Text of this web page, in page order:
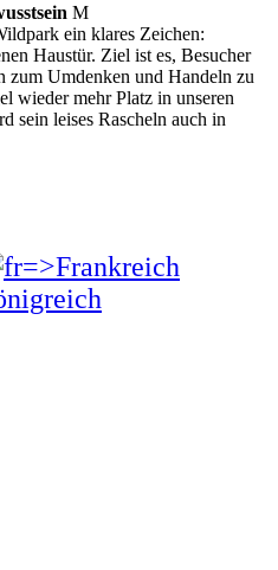
M
ein klares Zeichen:
Haustür. Ziel ist es, Besucher
zum Umdenken und Handeln zu
wieder mehr Platz in unseren
sein leises Rascheln auch in